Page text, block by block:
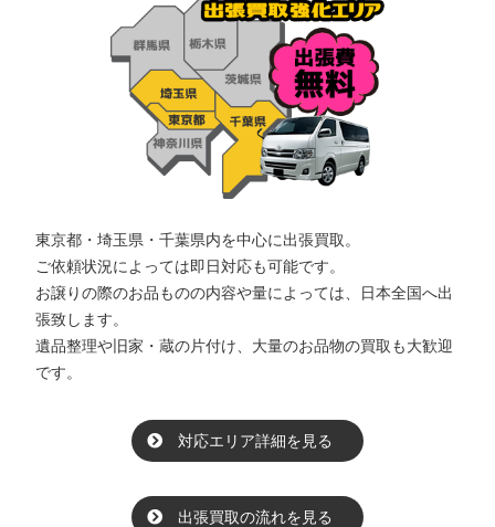
東京都・埼玉県・千葉県内を中心に出張買取。
ご依頼状況によっては即日対応も可能です。
お譲りの際のお品ものの内容や量によっては、日本全国へ出
張致します。
遺品整理や旧家・蔵の片付け、大量のお品物の買取も大歓迎
です。
対応エリア詳細を見る
出張買取の流れを見る